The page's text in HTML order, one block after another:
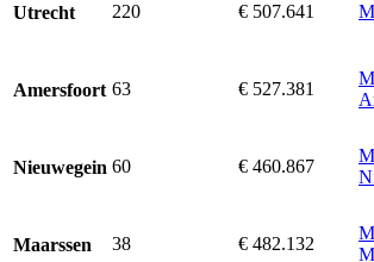
Utrecht 220 € 507.641
Amersfoort 63 € 527.381
Nieuwegein 60 € 460.867
Maarssen 38 € 482.132